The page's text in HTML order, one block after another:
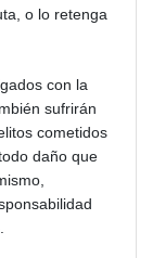
o lo retenga
con la
sufrirán
cometidos
daño que